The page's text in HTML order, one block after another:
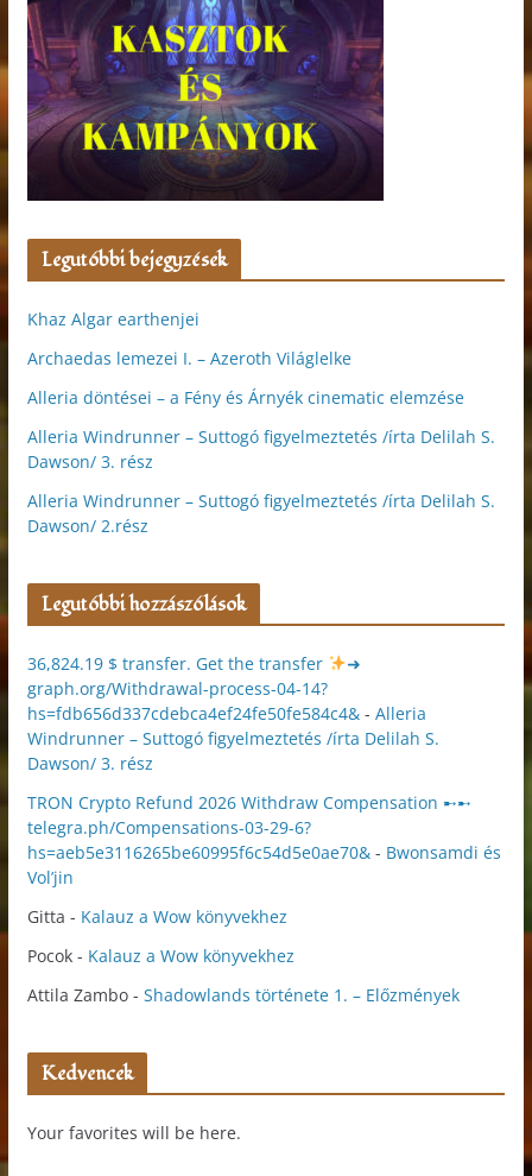
Legutóbbi bejegyzések
Khaz Algar earthenjei
Archaedas lemezei I. – Azeroth Világlelke
Alleria döntései – a Fény és Árnyék cinematic elemzése
Alleria Windrunner – Suttogó figyelmeztetés /írta Delilah S.
Dawson/ 3. rész
Alleria Windrunner – Suttogó figyelmeztetés /írta Delilah S.
Dawson/ 2.rész
Legutóbbi hozzászólások
36,824.19 $ transfer. Get the transfer
➜
graph.org/Withdrawal-process-04-14?
hs=fdb656d337cdebca4ef24fe50fe584c4&- Alleria
Windrunner – Suttogó figyelmeztetés /írta Delilah S.
Dawson/ 3. rész
TRON Crypto Refund 2026 Withdraw Compensation ➸➸
telegra.ph/Compensations-03-29-6?
hs=aeb5e3116265be60995f6c54d5e0ae70&- Bwonsamdi és
Vol’jin
Gitta - Kalauz a Wow könyvekhez
Pocok- Kalauz a Wow könyvekhez
Attila Zambo- Shadowlands története 1. – Előzmények
Kedvencek
Your favorites will be here.